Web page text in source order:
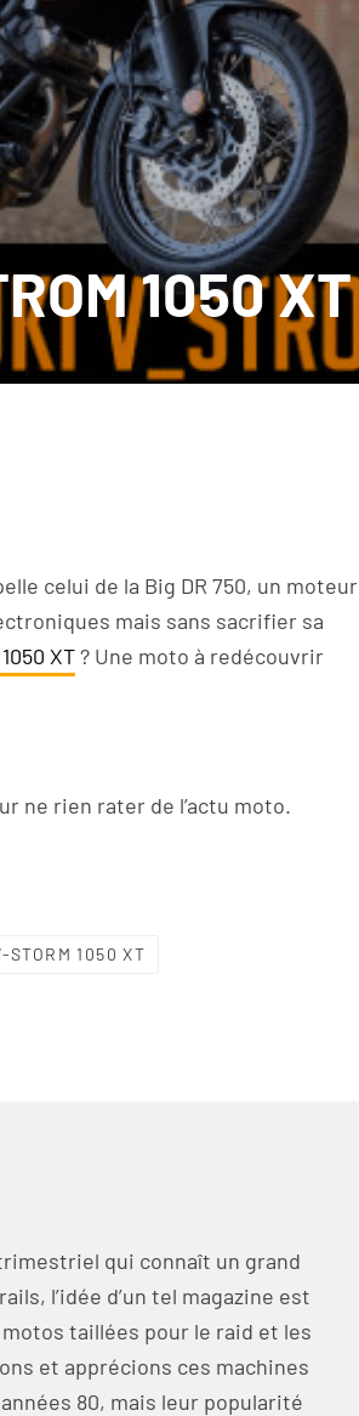
1050 XT
celui de la Big DR 750, un moteur
mais sans sacrifier sa
XT? Une moto à redécouvrir
ne rien rater de l’actu moto.
STORM 1050 XT
qui connaît un grand
l’idée d’un tel magazine est
taillées pour le raid et les
et apprécions ces machines
80, mais leur popularité